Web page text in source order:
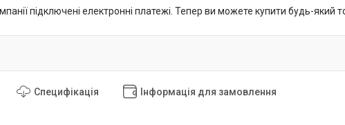
підключені електронні платежі. Тепер ви можете купити будь-який
Специфікація Інформація для замовлення